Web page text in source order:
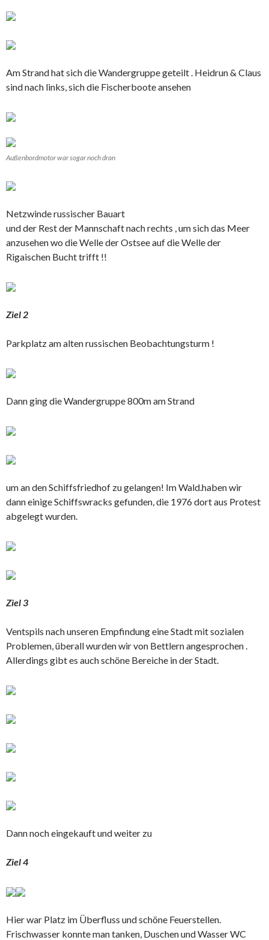
Am Strand hat sich die Wandergruppe geteilt . Heidrun & Claus
sind nach links, sich die Fischerboote ansehen
Außenbordmotor war sogar noch dran
Netzwinde russischer Bauart
und der Rest der Mannschaft nach rechts , um sich das Meer
anzusehen wo die Welle der Ostsee auf die Welle der
Rigaischen Bucht trifft !!
Ziel 2
Parkplatz am alten russischen Beobachtungsturm !
Dann ging die Wandergruppe 800m am Strand
um an den Schiffsfriedhof zu gelangen! Im Wald.haben wir
dann einige Schiffswracks gefunden, die 1976 dort aus Protest
abgelegt wurden.
Ziel 3
Ventspils nach unseren Empfindung eine Stadt mit sozialen
Problemen, überall wurden wir von Bettlern angesprochen .
Allerdings gibt es auch schöne Bereiche in der Stadt.
Dann noch eingekauft und weiter zu
Ziel 4
Hier war Platz im Überfluss und schöne Feuerstellen.
Frischwasser konnte man tanken, Duschen und Wasser WC